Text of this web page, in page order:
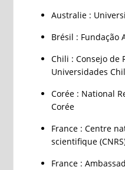
Australie :
Brésil : Fundação
Chili : Consejo de
Universidades
Corée : National
Corée
France : Centre
scientifique
France :